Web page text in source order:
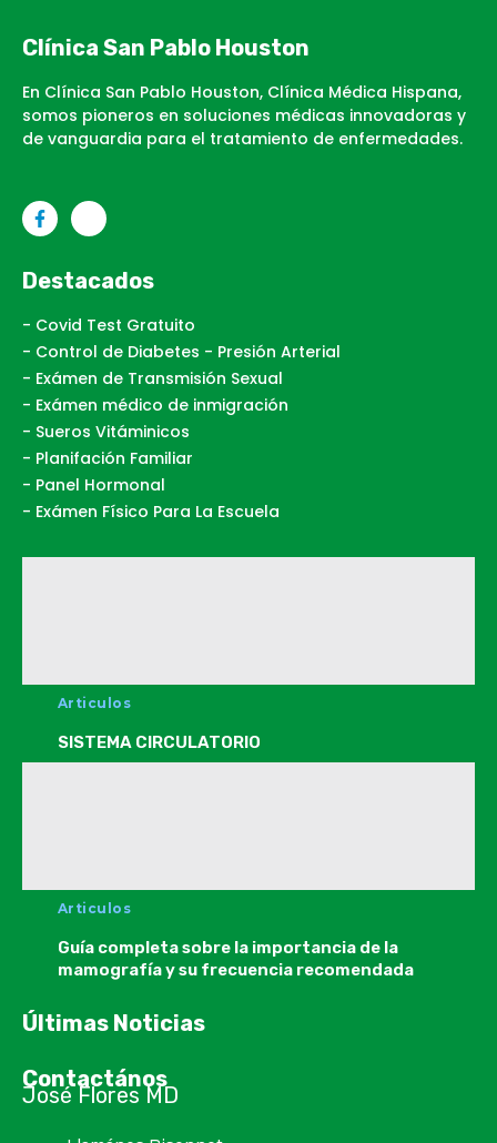
Clínica San Pablo Houston
En Clínica San Pablo Houston, Clínica Médica Hispana,
somos pioneros en soluciones médicas innovadoras y
de vanguardia para el tratamiento de enfermedades.
Destacados
- Covid Test Gratuito
- Control de Diabetes - Presión Arterial
- Exámen de Transmisión Sexual
- Exámen médico de inmigración
- Sueros Vitáminicos
- Planifación Familiar
- Panel Hormonal
- Exámen Físico Para La Escuela
Articulos
SISTEMA CIRCULATORIO
Articulos
Guía completa sobre la importancia de la
mamografía y su frecuencia recomendada
Últimas Noticias
Contactános
José Flores MD